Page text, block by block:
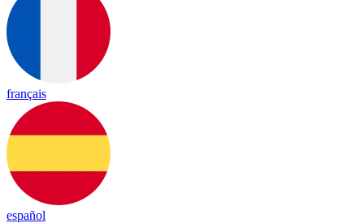
français
español